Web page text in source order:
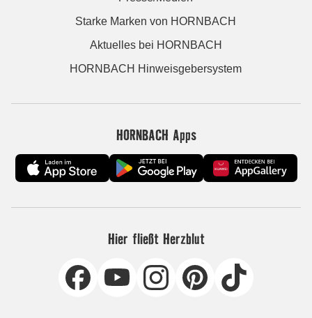
Starke Marken von HORNBACH
Aktuelles bei HORNBACH
HORNBACH Hinweisgebersystem
HORNBACH Apps
Hier fließt Herzblut